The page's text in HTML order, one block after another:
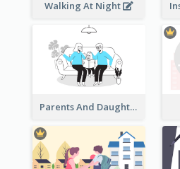
Walking At Night
Parents And Daughter